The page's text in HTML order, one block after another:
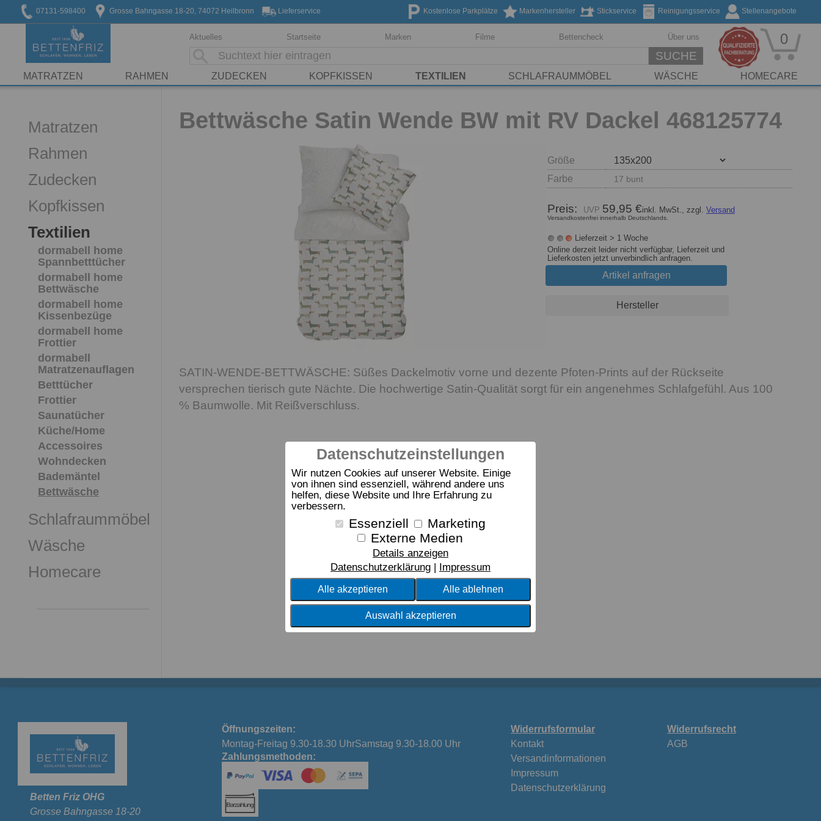
Datenschutzeinstellungen
Wir nutzen Cookies auf unserer Website. Einige
von ihnen sind essenziell, während andere uns
helfen, diese Website und Ihre Erfahrung zu
verbessern.
Essenziell
Marketing
Externe Medien
Details anzeigen
Datenschutzerklärung
Impressum
Alle akzeptieren Alle ablehnen
Auswahl akzeptieren
07131-598400 Grosse Bahngasse 18-20, 74072 Heilbronn Lieferservice Stellenangebote
Reinigungsservice
Stickservice
Markenhersteller
Kostenlose Parkplätze
Aktuelles Startseite Marken Filme Bettencheck Über uns
SUCHE
0
MATRATZEN RAHMEN ZUDECKEN KOPFKISSEN TEXTILIEN SCHLAFRAUMMÖBEL WÄSCHE HOMECARE
Matratzen
Rahmen
Zudecken
Kopfkissen
Textilien
dormabell home
Spannbetttücher
dormabell home
Bettwäsche
dormabell home
Kissenbezüge
dormabell home
Frottier
dormabell
Matratzenauflagen
Betttücher
Frottier
Saunatücher
Küche/Home
Accessoires
Wohndecken
Bademäntel
Bettwäsche
Schlafraummöbel
Wäsche
Homecare
Bettwäsche Satin Wende BW mit RV Dackel 468125774
Größe
Farbe
17 bunt
Preis: 59,95 €inkl. MwSt., zzgl. Versand
Versandkostenfrei innerhalb Deutschlands.
Lieferzeit > 1 Woche
Online derzeit leider nicht verfügbar, Lieferzeit und
Lieferkosten jetzt unverbindlich anfragen.
Artikel anfragen
Hersteller
SATIN-WENDE-BETTWÄSCHE: Süßes Dackelmotiv vorne und dezente Pfoten-Prints auf der Rückseite
versprechen tierisch gute Nächte. Die hochwertige Satin-Qualität sorgt für ein angenehmes Schlafgefühl. Aus 100
% Baumwolle. Mit Reißverschluss.
Betten Friz OHG
Grosse Bahngasse 18-20
Öffnungszeiten:
Montag-Freitag 9.30-18.30 UhrSamstag 9.30-18.00 Uhr
Zahlungsmethoden:
Widerrufsformular
Kontakt
Versandinformationen
Impressum
Datenschutzerklärung
Widerrufsrecht
AGB